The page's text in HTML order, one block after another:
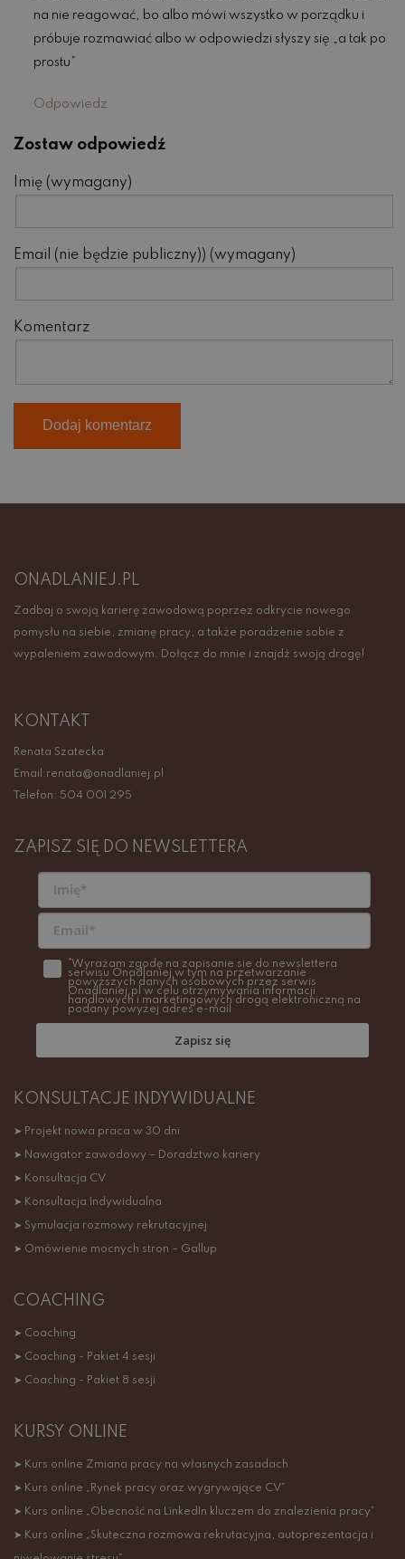
na nie reagować, bo albo mówi wszystko w porządku i
próbuje rozmawiać albo w odpowiedzi słyszy się „a tak po
prostu”
Odpowiedz
Zostaw odpowiedź
Imię (wymagany)
Email (nie będzie publiczny)) (wymagany)
Komentarz
ONADLANIEJ.PL
Zadbaj o swoją karierę zawodową poprzez odkrycie nowego
pomysłu na siebie, zmianę pracy, a także poradzenie sobie z
wypaleniem zawodowym. Dołącz do mnie i znajdź swoją drogę!
KONTAKT
Renata Szatecka
Email:renata@onadlaniej.pl
Telefon: 504 001 295
ZAPISZ SIĘ DO NEWSLETTERA
*Wyrażam zgodę na zapisanie sie do newslettera
serwisu Onadlaniej w tym na przetwarzanie
powyższych danych osobowych przez serwis
Onadlaniej.pl w celu otrzymywania informacji
handlowych i marketingowych drogą elektroniczną na
podany powyżej adres e-mail
Zapisz się
KONSULTACJE INDYWIDUALNE
➤ Projekt nowa praca w 30 dni
➤ Nawigator zawodowy – Doradztwo kariery
➤ Konsultacja CV
➤ Konsultacja Indywidualna
➤ Symulacja rozmowy rekrutacyjnej
➤ Omówienie mocnych stron – Gallup
COACHING
➤ Coaching
➤ Coaching - Pakiet 4 sesji
➤ Coaching - Pakiet 8 sesji
KURSY ONLINE
➤ Kurs online Zmiana pracy na własnych zasadach
➤ Kurs online „Rynek pracy oraz wygrywające CV”
➤ Kurs online „Obecność na LinkedIn kluczem do znalezienia pracy”
➤ Kurs online „Skuteczna rozmowa rekrutacyjna, autoprezentacja i